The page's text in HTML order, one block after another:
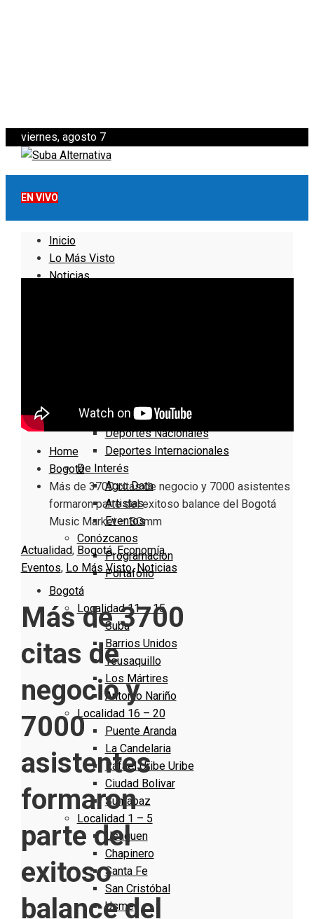
viernes, agosto 7
EN VIVO
Inicio
Lo Más Visto
Noticias
Deportes Locales
Deportes Nacionales
Deportes Internacionales
De Interés
Agro Data
Artistas
Eventos
Conózcanos
Programacion
Portafolio
Bogotá
Localidad 11 – 15
Suba
Barrios Unidos
Teusaquillo
Los Mártires
Antonio Nariño
Localidad 16 – 20
Puente Aranda
La Candelaria
Rafael Uribe Uribe
Ciudad Bolivar
Sumapaz
Localidad 1 – 5
Usaquen
Chapinero
Santa Fe
San Cristóbal
Usme
Home
Bogotá
Más de 3700 citas de negocio y 7000 asistentes
formaron parte del exitoso balance del Bogotá
Music Market – BOmm
Actualidad, Bogotá, Economía,
Eventos, Lo Más Visto,Noticias
Más de 3700
citas de
negocio y
7000
asistentes
formaron
parte del
exitoso
balance del